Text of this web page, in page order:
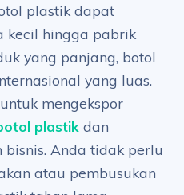
plastik dapat
kecil hingga pabrik
yang panjang, botol
yang luas.
mengekspor
plastik dan
Anda tidak perlu
atau pembusukan